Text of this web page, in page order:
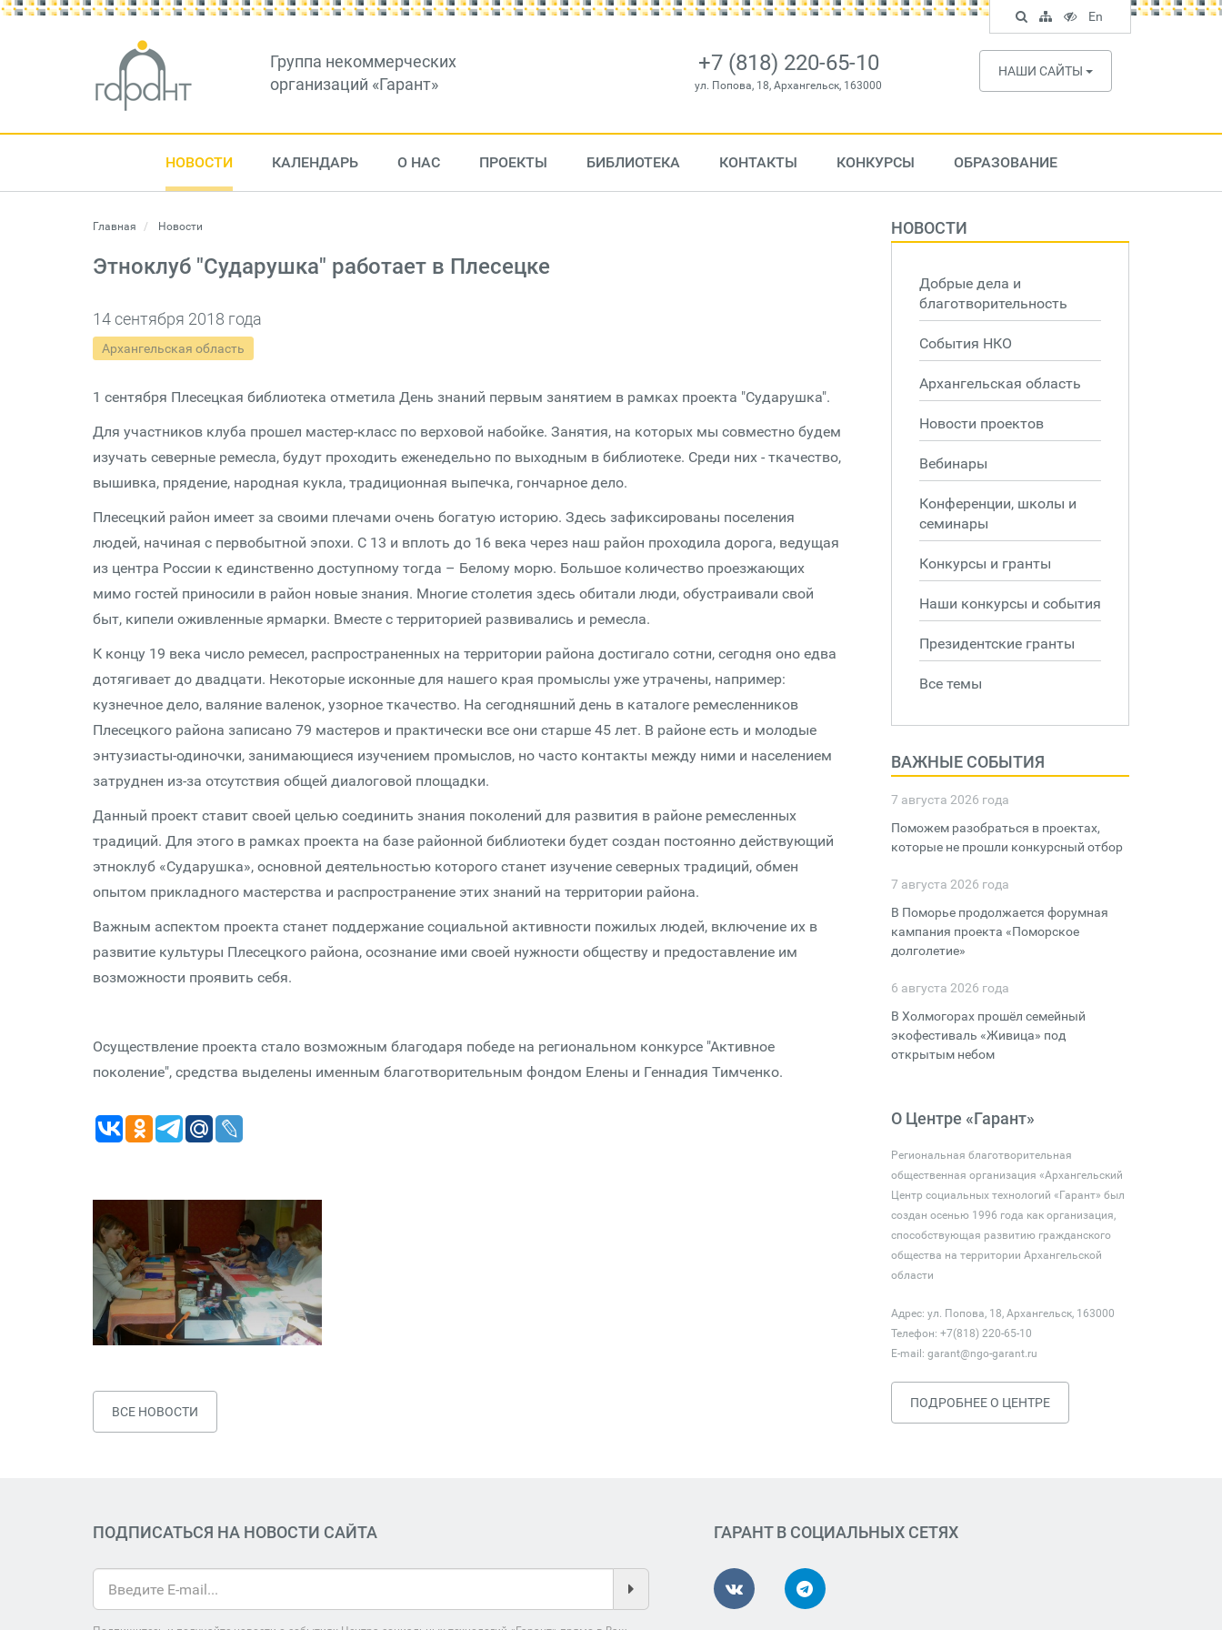
Группа некоммерческих
организаций «Гарант»
+7 (818) 220-65-10
ул. Попова, 18, Архангельск, 163000
НАШИ САЙТЫ
НОВОСТИ КАЛЕНДАРЬ О НАС ПРОЕКТЫ БИБЛИОТЕКА КОНТАКТЫ КОНКУРСЫ ОБРАЗОВАНИЕ
Главная Новости
Этноклуб "Сударушка" работает в Плесецке
14 сентября 2018 года
Архангельская область
1 сентября Плесецкая библиотека отметила День знаний первым занятием в рамках проекта "Сударушка".
Для участников клуба прошел мастер-класс по верховой набойке. Занятия, на которых мы совместно будем
изучать северные ремесла, будут проходить еженедельно по выходным в библиотеке. Среди них - ткачество,
вышивка, прядение, народная кукла, традиционная выпечка, гончарное дело.
Плесецкий район имеет за своими плечами очень богатую историю. Здесь зафиксированы поселения
людей, начиная с первобытной эпохи. С 13 и вплоть до 16 века через наш район проходила дорога, ведущая
из центра России к единственно доступному тогда – Белому морю. Большое количество проезжающих
мимо гостей приносили в район новые знания. Многие столетия здесь обитали люди, обустраивали свой
быт, кипели оживленные ярмарки. Вместе с территорией развивались и ремесла.
К концу 19 века число ремесел, распространенных на территории района достигало сотни, сегодня оно едва
дотягивает до двадцати. Некоторые исконные для нашего края промыслы уже утрачены, например:
кузнечное дело, валяние валенок, узорное ткачество. На сегодняшний день в каталоге ремесленников
Плесецкого района записано 79 мастеров и практически все они старше 45 лет. В районе есть и молодые
энтузиасты-одиночки, занимающиеся изучением промыслов, но часто контакты между ними и населением
затруднен из-за отсутствия общей диалоговой площадки.
Данный проект ставит своей целью соединить знания поколений для развития в районе ремесленных
традиций. Для этого в рамках проекта на базе районной библиотеки будет создан постоянно действующий
этноклуб «Сударушка», основной деятельностью которого станет изучение северных традиций, обмен
опытом прикладного мастерства и распространение этих знаний на территории района.
Важным аспектом проекта станет поддержание социальной активности пожилых людей, включение их в
развитие культуры Плесецкого района, осознание ими своей нужности обществу и предоставление им
возможности проявить себя.
Осуществление проекта стало возможным благодаря победе на региональном конкурсе "Активное
поколение", средства выделены именным благотворительным фондом Елены и Геннадия Тимченко.
ВСЕ НОВОСТИ
НОВОСТИ
Добрые дела и
благотворительность
События НКО
Архангельская область
Новости проектов
Вебинары
Конференции, школы и
семинары
Конкурсы и гранты
Наши конкурсы и события
Президентские гранты
Все темы
ВАЖНЫЕ СОБЫТИЯ
7 августа 2026 года
Поможем разобраться в проектах,
которые не прошли конкурсный отбор
7 августа 2026 года
В Поморье продолжается форумная
кампания проекта «Поморское
долголетие»
6 августа 2026 года
В Холмогорах прошёл семейный
экофестиваль «Живица» под
открытым небом
О Центре «Гарант»
Региональная благотворительная
общественная организация «Архангельский
Центр социальных технологий «Гарант» был
создан осенью 1996 года как организация,
способствующая развитию гражданского
общества на территории Архангельской
области
Адрес: ул. Попова, 18, Архангельск, 163000
Телефон: +7(818) 220-65-10
E-mail: garant@ngo-garant.ru
ПОДРОБНЕЕ О ЦЕНТРЕ
ПОДПИСАТЬСЯ НА НОВОСТИ САЙТА ГАРАНТ В СОЦИАЛЬНЫХ СЕТЯХ
Поиск
по
сайту
Карта
сайта
Версия
для
слабовидящих
En
English